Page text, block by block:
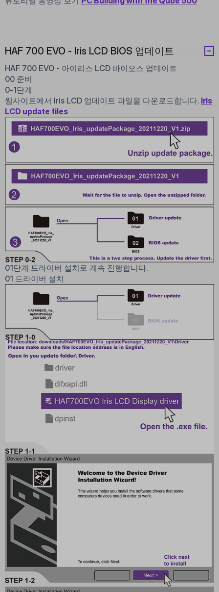
HAF 700 EVO - Iris LCD BIOS 업데이트
HAF 700 EVO - 아이리스 LCD 바이오스 업데이트
00 준비
0-1단계
웹사이트에서 Iris LCD 업데이트 파일을 다운로드합니다. Iris
LCD update files
01단계 드라이버 설치로 계속 진행합니다.
01 드라이버 설치